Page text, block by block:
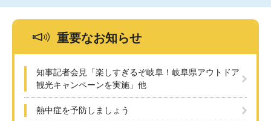
重要なお知らせ
知事記者会見「楽しすぎるぞ岐阜！岐阜県アウトドア
観光キャンペーンを実施」他
熱中症を予防しましょう